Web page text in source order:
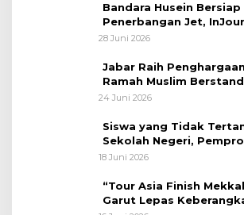
Bandara Husein
Penerbangan Jet,
Tahap Optimalisasi
28 Juni 2026
Jabar Raih
Ramah Muslim
Internasional
24 Juni 2026
Siswa yang Tidak
Sekolah Negeri,
Siapkan Bantuan Dana
18 Juni 2026
“Tour Asia Finish
Garut Lepas